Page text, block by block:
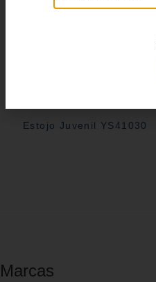
Estojo Juvenil YS41030
Marcas